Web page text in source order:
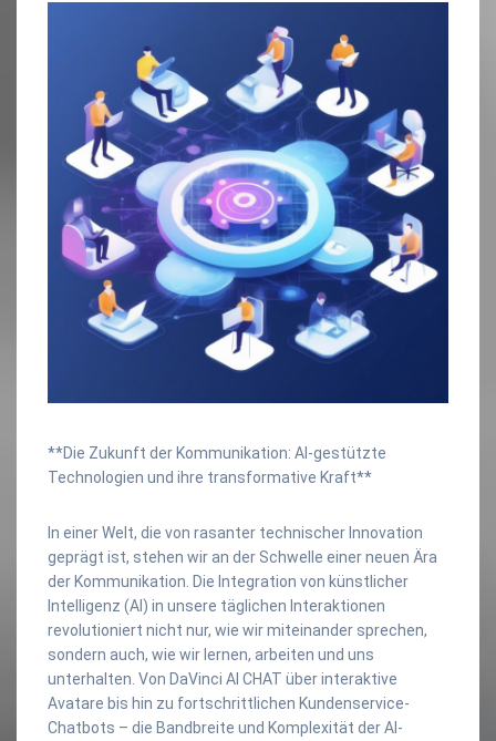
**Die Zukunft der Kommunikation: AI-gestützte
Technologien und ihre transformative Kraft**
In einer Welt, die von rasanter technischer Innovation
geprägt ist, stehen wir an der Schwelle einer neuen Ära
der Kommunikation. Die Integration von künstlicher
Intelligenz (AI) in unsere täglichen Interaktionen
revolutioniert nicht nur, wie wir miteinander sprechen,
sondern auch, wie wir lernen, arbeiten und uns
unterhalten. Von DaVinci AI CHAT über interaktive
Avatare bis hin zu fortschrittlichen Kundenservice-
Chatbots – die Bandbreite und Komplexität der AI-